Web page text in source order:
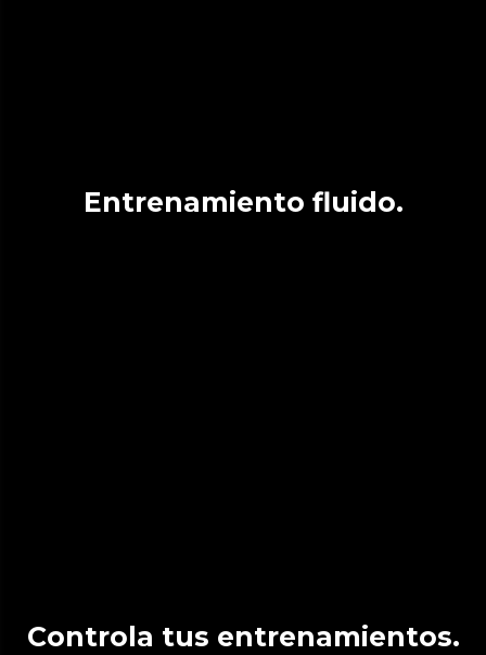
Entrenamiento fluido.
Controla tus entrenamientos.